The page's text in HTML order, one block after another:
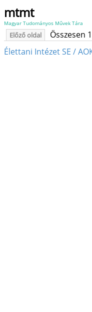
mtmt
Magyar Tudományos Művek Tára
Előző oldal
Összesen
Élettani Intézet SE /